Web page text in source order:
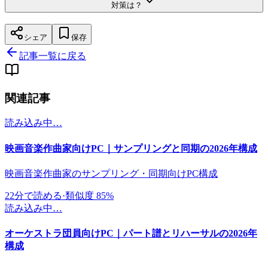
対策は？
シェア 保存
記事一覧に戻る
関連記事
読み込み中…
映画音楽作曲家向けPC｜サンプリングと同期の2026年構成
映画音楽作曲家のサンプリング・同期向けPC構成
22分で読める·類似度 85%
読み込み中…
オーケストラ団員向けPC｜パート譜とリハーサルの2026年
構成